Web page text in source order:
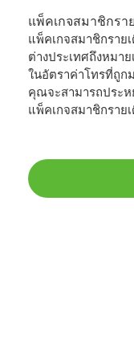
แพ็คเกจสมาชิกรา
แพ็คเกจสมาชิกราย
ต่างประเทศถึงหมา
ในอัตราค่าโทรที่ถูก
คุณจะสามารถประ
แพ็คเกจสมาชิกราย